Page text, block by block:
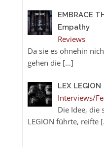
EMBRACE
Empathy
Reviews
Da sie es ohnehin
gehen die […]
LEX LEGION
Interviews/
Die Idee, die
LEGION führte, reifte